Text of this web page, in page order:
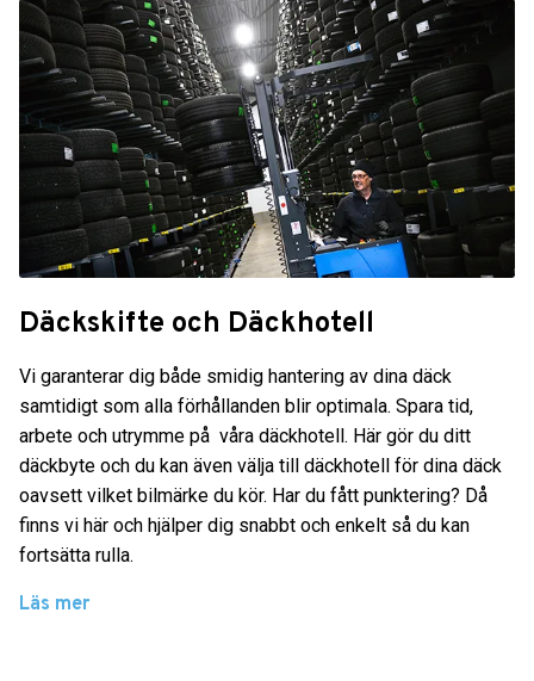
Däckskifte och Däckhotell
Vi garanterar dig både smidig hantering av dina däck
samtidigt som alla förhållanden blir optimala. Spara tid,
arbete och utrymme på våra däckhotell. Här gör du ditt
däckbyte och du kan även välja till däckhotell för dina däck
oavsett vilket bilmärke du kör. Har du fått punktering? Då
finns vi här och hjälper dig snabbt och enkelt så du kan
fortsätta rulla.
Läs mer